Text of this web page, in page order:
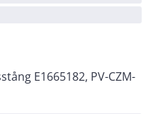
E1665182, PV-CZM-